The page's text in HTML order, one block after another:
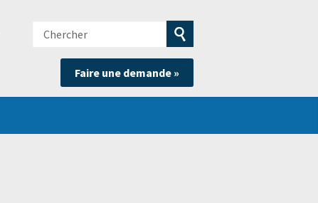
Chercher
Soumettre
la
recherche
Faire une demande »